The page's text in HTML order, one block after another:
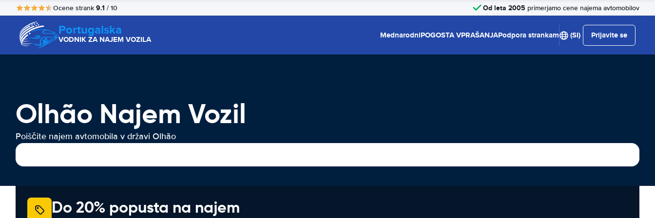
Ocene strank 9.1 / 10 Od leta 2005 primerjamo cene najema avtomobilov
Portugalska
VODNIK ZA NAJEM VOZILA MednarodniPOGOSTA VPRAŠANJAPodpora strankam (SI) Prijavite se
Olhão Najem Vozil
Poiščite najem avtomobila v državi Olhão
Do 20% popusta na najem